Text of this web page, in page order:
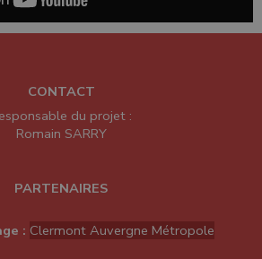
CONTACT
du projet :
Romain SARRY
PARTENAIRES
: Clermont Auvergne Métropole